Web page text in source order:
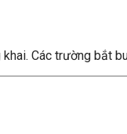
Các trường bắt